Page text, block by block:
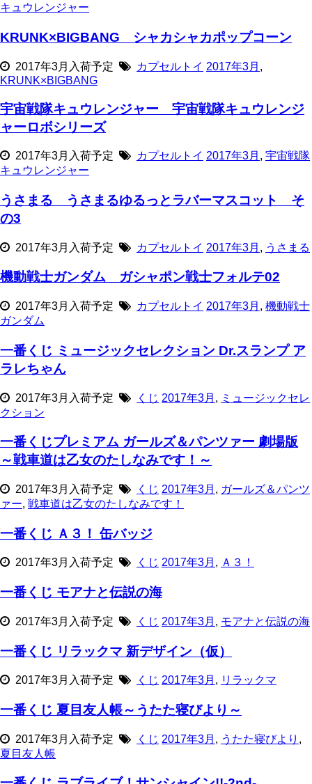
キュウレンジャー
KRUNK×BIGBANG シャカシャカポップコーン
カプセルトイ 2017年3月 ,
KRUNK×BIGBANG
宇宙戦隊キュウレンジャー 宇宙戦隊キュウレンジ
ャーロボシリーズ
カプセルトイ 2017年3月 , 宇宙戦隊
キュウレンジャー
うさまる うさまるゆるっとラバーマスコット そ
の3
カプセルトイ 2017年3月 , うさまる
機動戦士ガンダム ガシャポン戦士フォルテ02
カプセルトイ 2017年3月 , 機動戦士
ガンダム
一番くじ ミュージックセレクション Dr.スランプ ア
ラレちゃん
くじ 2017年3月 , ミュージックセレ
クション
一番くじプレミアム ガールズ＆パンツァー 劇場版
～戦車道は乙女のたしなみです！～
くじ 2017年3月 , ガールズ＆パンツ
ァー, 戦車道は乙女のたしなみです！
一番くじ Ａ３！ 缶バッジ
くじ 2017年3月 , Ａ３！
一番くじ モアナと伝説の海
くじ 2017年3月 , モアナと伝説の海
一番くじ リラックマ 新デザイン（仮）
くじ 2017年3月 , リラックマ
一番くじ 夏目友人帳～うたた寝びより～
くじ 2017年3月 , うたた寝びより ,
夏目友人帳